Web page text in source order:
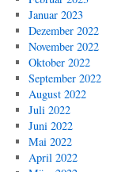
Januar 2023
Dezember 2022
November 2022
Oktober 2022
September 2022
August 2022
Juli 2022
Juni 2022
Mai 2022
April 2022